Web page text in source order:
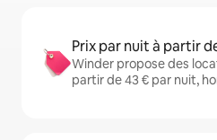
Prix par nuit à partir
Winder propose des
partir de 43 € par nuit,